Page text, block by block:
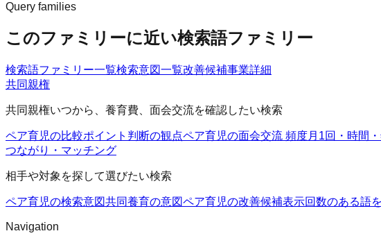
Query families
このファミリーに近い検索語ファミリー
検索語ファミリー一覧検索意図一覧改善候補事業詳細
共同親権
共同親権いつから、養育費、面会交流を確認したい検索
ペア育児の比較ポイント 判断の観点ペア育児の面会交流 頻度月1回・時間
つながり・マッチング
相手や対象を探して選びたい検索
ペア育児の検索意図共同養育の意図ペア育児の改善候補表示回数のある語
Navigation